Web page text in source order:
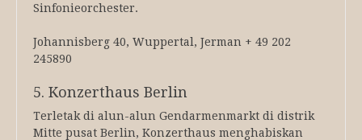
Sinfonieorchester.
Johannisberg 40, Wuppertal, Jerman + 49 202
245890
5. Konzerthaus Berlin
Terletak di alun-alun Gendarmenmarkt di distrik
Mitte pusat Berlin, Konzerthaus menghabiskan